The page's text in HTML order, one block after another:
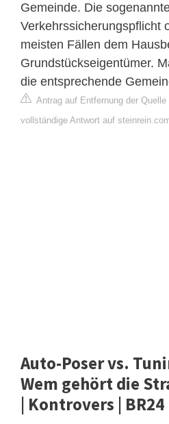
Gemeinde. Die
Verkehrssicherungspflicht
meisten Fällen dem
Grundstückseigentümer.
die entsprechende
Antrag auf Entfernung der Quelle
vollständige Antwort auf
Auto-Poser vs.
Wem gehört die
| Kontrovers | BR24